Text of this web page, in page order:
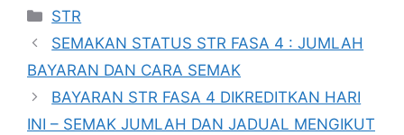
Categories
STR
SEMAKAN STATUS STR FASA 4 : JUMLAH
BAYARAN DAN CARA SEMAK
BAYARAN STR FASA 4 DIKREDITKAN HARI
INI – SEMAK JUMLAH DAN JADUAL MENGIKUT